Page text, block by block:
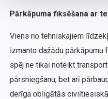
Pārkāpuma fiksēšana ar
Viens no tehniskajiem
izmanto dažādu pārkāpumu
spēj ne tikai noteikt
pārsniegšanu, bet arī
derīga obligātās